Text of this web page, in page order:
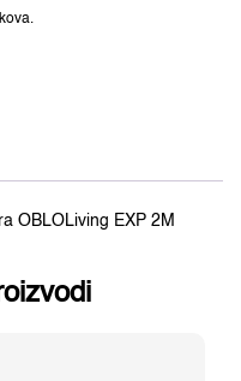
OBLOLiving EXP 2M